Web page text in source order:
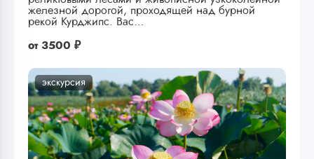
железной дорогой, проходящей над бурной
рекой Курджипс. Вас…
от 3500 ₽
экскурсия